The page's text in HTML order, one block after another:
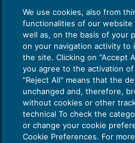
perito, laddove le
siano state
versione definitiva della
un argomento in più
dell’art. 360, n. 5 c.p.c.,
restrittiva
dalle sezioni unite con la
aprile 2014.
Come evitare le
guida per
24 Luglio 2026
di Sofia Savoia
We use cookies, also from
functionalities of our website
well as, on the basis of your
on your navigation activity to
the site. Clicking on “Accept
you agree to the activation
"Reject All" means that the
unchanged and, therefore,
without cookies or other
technical To check the
or change your cookie
Cookie Preferences. For